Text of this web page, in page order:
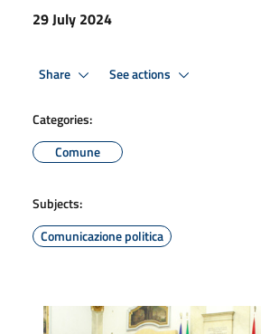
29 July 2024
Share See actions
Categories:
Comune
Subjects:
Comunicazione politica